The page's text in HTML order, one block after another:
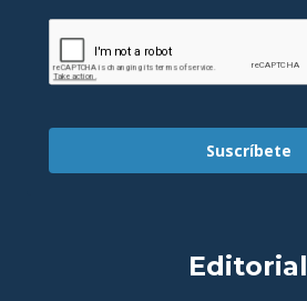
Suscríbete
Editorial